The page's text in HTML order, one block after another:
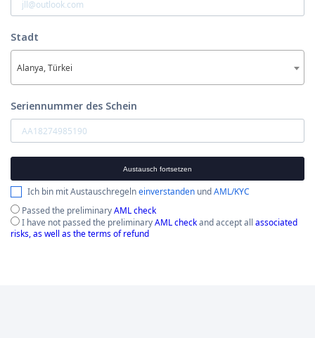
Stadt
Alanya, Türkei
Seriennummer des Schein
Austausch fortsetzen
Ich bin mit Austauschregelneinverstanden undAML/KYC
Passed the preliminaryAML check
I have not passed the preliminaryAML checkand accept all associated
risks, as well as the terms of refund